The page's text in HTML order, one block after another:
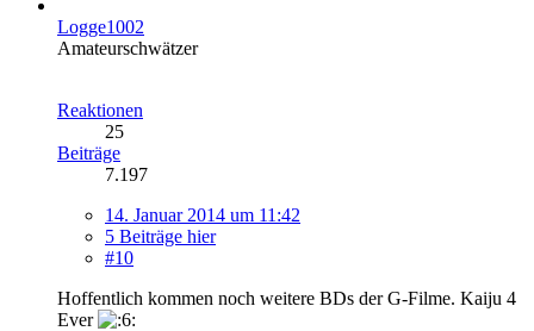
Logge1002
Amateurschwätzer
Reaktionen
25
Beiträge
7.197
14. Januar 2014 um 11:42
5 Beiträge hier
#10
Hoffentlich kommen noch weitere BDs der G-Filme. Kaiju 4
Ever